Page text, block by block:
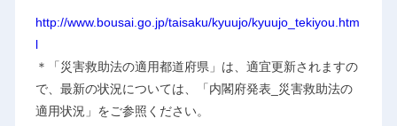
http://www.bousai.go.jp/taisaku/kyuujo/kyuujo_tekiyou.htm
l
＊「災害救助法の適用都道府県」は、適宜更新されますの
で、最新の状況については、「内閣府発表_災害救助法の
適用状況」をご参照ください。